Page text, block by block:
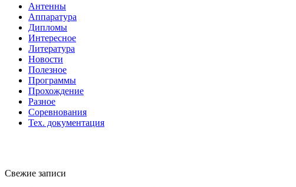
Антенны
Аппаратура
Дипломы
Интересное
Литература
Новости
Полезное
Программы
Прохождение
Разное
Соревнования
Тех. документация
Свежие записи